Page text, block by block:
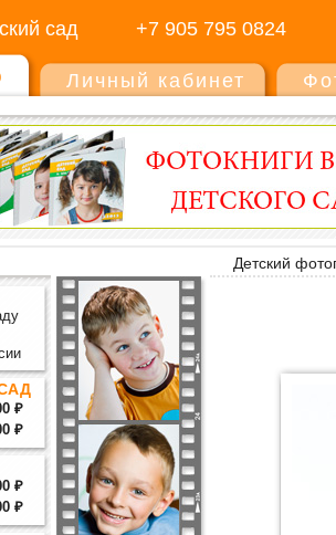
сад +7 905 795 0824
Личный кабинет
Детский
₽
₽
₽
₽